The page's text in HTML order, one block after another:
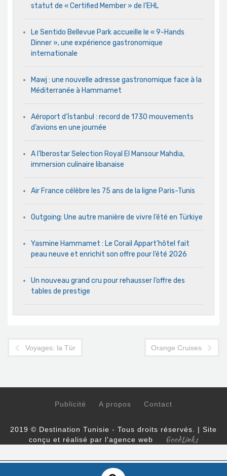
statut de « Certified Member » de l’EHL
Le Sentido Bellevue Park accueille le « 9-Hands
Dinner », une expérience gastronomique
internationale
Mawj : une nouvelle adresse gastronomique face à la
Méditerranée à Hammamet
Aéroport d’İstanbul : record de 1730 mouvements
d’avions en une journée
A l’Iberostar Selection Royal El Mansour Mahdia,
immersion culinaire libanaise
Air France célèbre les 75 ans de la ligne Paris-Tunis
Outgoing: Une autre manière de vivre l’été en Türkiye
Yasmine Hammamet : Le Corail Appart’hôtel fait
peau neuve et enrichit son offre pour l’été 2026
Un nouveau grand cru pour rehausser l’offre des
tables de prestige
Voyages: la Türkiye met en avant son offre de sports d'hiver
Orange Cruises
Publicité A propos Contact
2019 © Destination Tunisie - Tous droits réservés. | Site
conçu et réalisé par l'agence web
GoodLinks